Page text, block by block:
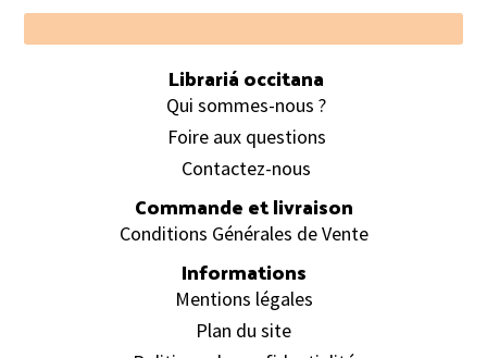
Footer
Librariá occitana
Qui sommes-nous ?
Foire aux questions
Contactez-nous
Commande et livraison
Conditions Générales de Vente
Informations
Mentions légales
Plan du site